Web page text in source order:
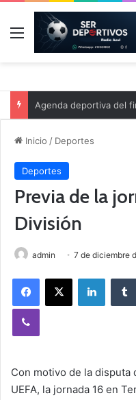
Menú
Agenda deportiva del
Inicio / Deportes
Deportes
Previa de la
División
admin 7 de diciembre
Con motivo de la disputa
UEFA, la jornada 16 en